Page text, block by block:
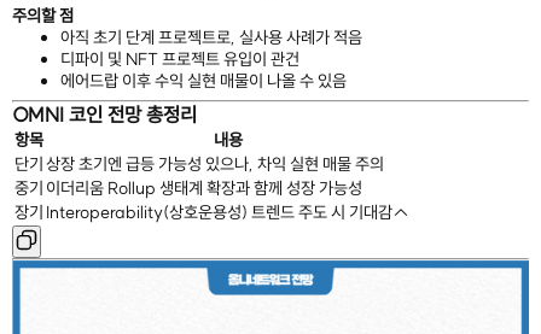
주의할 점
아직 초기 단계 프로젝트로, 실사용 사례가 적음
디파이 및 NFT 프로젝트 유입이 관건
에어드랍 이후 수익 실현 매물이 나올 수 있음
OMNI 코인 전망 총정리
항목
내용
단기상장 초기엔 급등 가능성 있으나, 차익 실현 매물 주의
중기 이더리움 Rollup 생태계 확장과 함께 성장 가능성
장기 Interoperability(상호운용성) 트렌드 주도 시 기대감↑